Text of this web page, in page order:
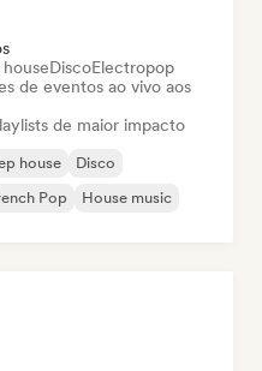
DiscoElectropop
de eventos ao vivo aos
de maior impacto
house
Disco
Pop House music